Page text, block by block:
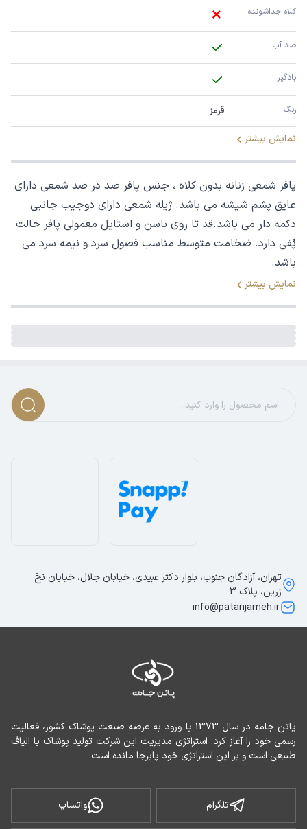
کلاه جداشونده
ضد آب
بادگیر
رنگ قرمز
نمایش بیشتر
پافر شمعی زنانه بدون کلاه ، جنس پافر صد در صد شمعی دارای
عایق پشم شیشه می باشد. ژیله شمعی دارای دوجیب جانبی
دکمه دار می باشد.قد تا روی باسن و استایل معمولی پافر حالت
پُفی دارد. ضخامت متوسط مناسب فصول سرد و نیمه سرد می
باشد.
نمایش بیشتر
طبیعی است و بر این استراتژی خود پابرجا مانده است.
تلگرام واتساپ
تهران، آزادگان جنوب، بلوار دکتر عبیدی، خیابان جلال، خیابان نخ
زرین، پلاک 3
info@patanjameh.ir